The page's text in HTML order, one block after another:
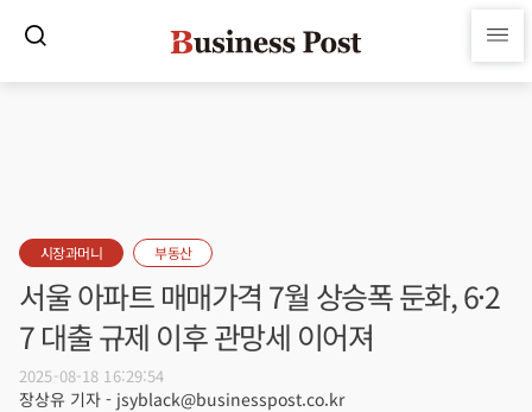
시장과머니 부동산
서울 아파트 매매가격 7월 상승폭 둔화, 6·2
7 대출 규제 이후 관망세 이어져
2025-08-18 16:29:54
장상유 기자 - jsyblack@businesspost.co.kr